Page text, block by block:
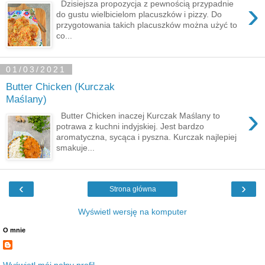
›
Dzisiejsza propozycja z pewnością przypadnie
do gustu wielbicielom placuszków i pizzy. Do
przygotowania takich placuszków można użyć to
co...
01/03/2021
Butter Chicken (Kurczak
Maślany)
›
Butter Chicken inaczej Kurczak Maślany to
potrawa z kuchni indyjskiej. Jest bardzo
aromatyczna, sycąca i pyszna. Kurczak najlepiej
smakuje...
‹ ›
Strona główna
Wyświetl wersję na komputer
O mnie